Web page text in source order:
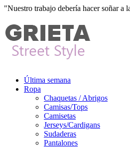
"Nuestro trabajo debería hacer soñar a
Última semana
Ropa
Chaquetas / Abrigos
Camisas/Tops
Camisetas
Jerseys/Cardigans
Sudaderas
Pantalones